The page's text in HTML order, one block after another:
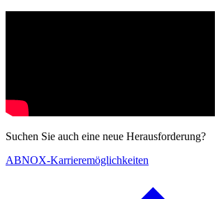
Suchen Sie auch eine neue Herausforderung?
ABNOX-Karrieremöglichkeiten